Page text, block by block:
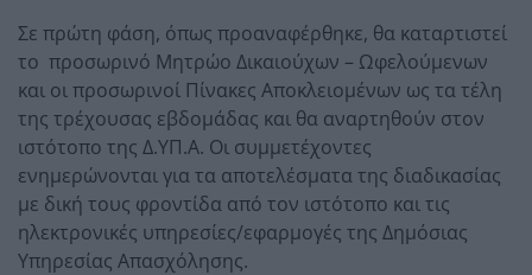
Σε πρώτη φάση, όπως προαναφέρθηκε, θα καταρτιστεί
το προσωρινό Μητρώο Δικαιούχων – Ωφελούμενων
και οι προσωρινοί Πίνακες Αποκλειομένων ως τα τέλη
της τρέχουσας εβδομάδας και θα αναρτηθούν στον
ιστότοπο της Δ.ΥΠ.Α. Οι συμμετέχοντες
ενημερώνονται για τα αποτελέσματα της διαδικασίας
με δική τους φροντίδα από τον ιστότοπο και τις
ηλεκτρονικές υπηρεσίες/εφαρμογές της Δημόσιας
Υπηρεσίας Απασχόλησης.